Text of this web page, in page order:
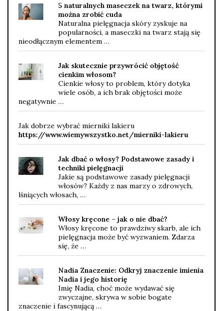
5 naturalnych maseczek na twarz, którymi
można zrobić cuda
Naturalna pielęgnacja skóry zyskuje na
popularności, a maseczki na twarz stają się
nieodłącznym elementem …
Jak skutecznie przywrócić objętość
cienkim włosom?
Cienkie włosy to problem, który dotyka
wiele osób, a ich brak objętości może
negatywnie …
Jak dobrze wybrać mierniki lakieru
https://www.wiemywszystko.net/mierniki-lakieru
Jak dbać o włosy? Podstawowe zasady i
techniki pielęgnacji
Jakie są podstawowe zasady pielęgnacji
włosów? Każdy z nas marzy o zdrowych,
lśniących włosach, …
Włosy kręcone – jak o nie dbać?
Włosy kręcone to prawdziwy skarb, ale ich
pielęgnacja może być wyzwaniem. Zdarza
się, że …
Nadia Znaczenie: Odkryj znaczenie imienia
Nadia i jego historię
Imię Nadia, choć może wydawać się
zwyczajne, skrywa w sobie bogate
znaczenie i fascynującą …